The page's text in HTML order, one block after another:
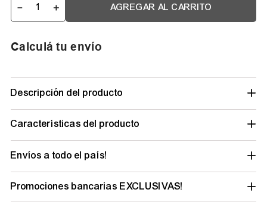
＋
－ AGREGAR AL CARRITO
Calculá tu envío
Descripción del producto
Características del producto
Envíos a todo el país!
Promociones bancarias EXCLUSIVAS!